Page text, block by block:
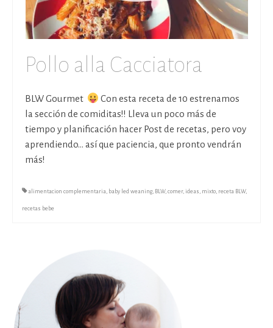
Pollo alla Cacciatora
BLW Gourmet
Con esta receta de 10 estrenamos
la sección de comiditas!! Lleva un poco más de
tiempo y planificación hacer Post de recetas, pero voy
aprendiendo… así que paciencia, que pronto vendrán
más!
alimentacion complementaria, baby led weaning, BLW, comer, ideas , mixto, receta BLW,
recetas bebe